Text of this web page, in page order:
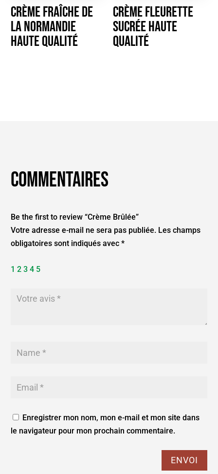
Crème Fraîche de
la Normandie
haute qualité
Crème Fleurette
sucrée haute
qualité
Commentaires
Be the first to review “Crème Brûlée”
Votre adresse e-mail ne sera pas publiée. Les champs
obligatoires sont indiqués avec*
1 2 3 4 5
Enregistrer mon nom, mon e-mail et mon site dans
le navigateur pour mon prochain commentaire.
ENVOI